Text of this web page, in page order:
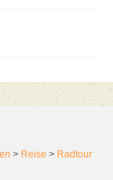
> Reise > Radtour